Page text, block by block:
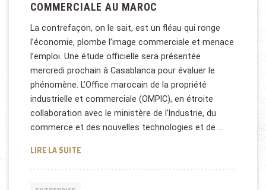
COMMERCIALE AU MAROC
La contrefaçon, on le sait, est un fléau qui ronge
l’économie, plombe l’image commerciale et menace
l’emploi. Une étude officielle sera présentée
mercredi prochain à Casablanca pour évaluer le
phénomène. L’Office marocain de la propriété
industrielle et commerciale (OMPIC), en étroite
collaboration avec le ministère de l’Industrie, du
commerce et des nouvelles technologies et de …
LIRE LA SUITEPROPRIÉTÉ INDUSTRIELLE ET COMMERCIALE AU